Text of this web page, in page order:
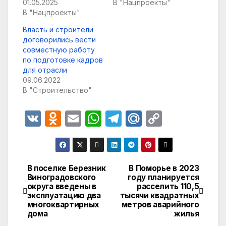
01.05.2025
В "Нацпроекты"
В "Нацпроекты"
Власть и строители
договорились вести
совместную работу
по подготовке кадров
для отрасли
09.06.2022
В "Строительство"
V
O
d
n
o
kl
a
s
E
m
ail
W
h
at
s
T
el
e
gr
a
m
M
ail
.R
u
o
p
y
Li
n
k
Навигация
по
записям
В Поморье в 2023
году планируется
расселить 110,5
тысячи квадратных
метров аварийного
жилья
В поселке Березник
Виноградовского
округа введены в
эксплуатацию два
многоквартирных
дома